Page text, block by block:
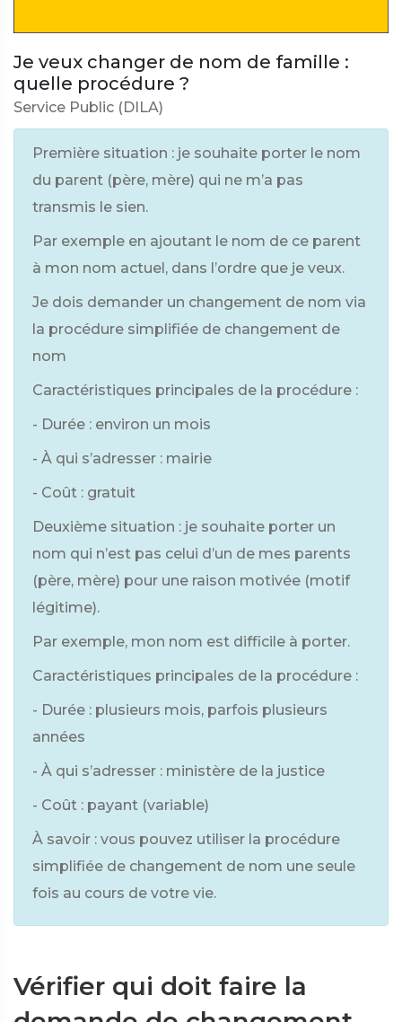
Je veux changer de nom de famille :
quelle procédure ?
Service Public (DILA)
Première situation : je souhaite porter le nom
du parent (père, mère) qui ne m’a pas
transmis le sien.
Par exemple en ajoutant le nom de ce parent
à mon nom actuel, dans l’ordre que je veux.
Je dois demander un changement de nom via
la procédure simplifiée de changement de
nom
Caractéristiques principales de la procédure :
- Durée : environ un mois
- À qui s’adresser : mairie
- Coût : gratuit
Deuxième situation : je souhaite porter un
nom qui n’est pas celui d’un de mes parents
(père, mère) pour une raison motivée (motif
légitime).
Par exemple, mon nom est difficile à porter.
Caractéristiques principales de la procédure :
- Durée : plusieurs mois, parfois plusieurs
années
- À qui s’adresser : ministère de la justice
- Coût : payant (variable)
À savoir : vous pouvez utiliser la procédure
simplifiée de changement de nom une seule
fois au cours de votre vie.
Vérifier qui doit faire la